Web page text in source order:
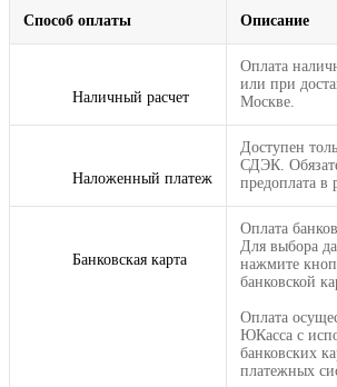
Способ оплаты Описание
Наличный расчет
Оплата
или при
Москве.
Наложенный платеж
Доступен
СДЭК.
предоплата в
Банковская карта
Оплата
Для выбора
нажмите
банковской
Оплата
ЮКасса с
банковских
платежных